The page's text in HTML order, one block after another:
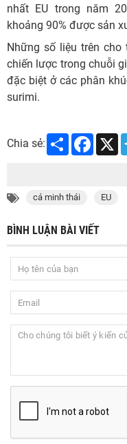
nhất EU trong năm
khoảng 90% được sản
Những số liệu trên
chiến lược trong chuỗi
đặc biệt ở các phân
surimi.
Chia sẻ: Share X
cá minh thái EU
BÌNH LUẬN BÀI VIẾT